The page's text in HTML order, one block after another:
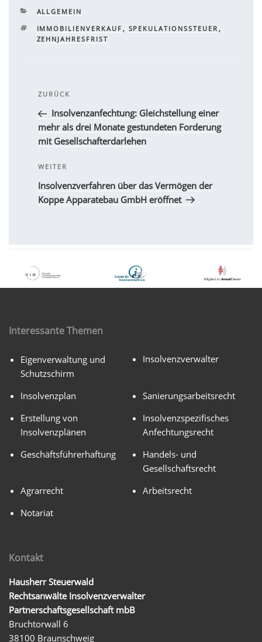
KATEGORIEN
ALLGEMEIN
SCHLAGWÖRTER
IMMOBILIENVERKAUF , SPEKULATIONSSTEUER ,
ZEHNJAHRESFRIST
Beitragsnavigation
Vorheriger
Beitrag
ZURÜCK
Insolvenzanfechtung: Gleichstellung einer
mehr als drei Monate gestundeten Forderung
mit Gesellschafterdarlehen
Nächster
Beitrag
WEITER
Insolvenzverfahren über das Vermögen der
Koppe Apparatebau GmbH eröffnet
Interessante Themen
Eigenverwaltung und
Schutzschirm
Insolvenzverwalter
Insolvenzplan
Sanierungsarbeitsrecht
Erstellung von
Insolvenzplänen
Insolvenzspezifisches
Anfechtungsrecht
Geschäftsführerhaftung
Handels- und
Gesellschaftsrecht
Agrarrecht
Arbeitsrecht
Notariat
Kontakt
Hausherr Steuerwald
Rechtsanwälte Insolvenzverwalter
Partnerschaftsgesellschaft mbB
Bruchtorwall 6
38100 Braunschweig